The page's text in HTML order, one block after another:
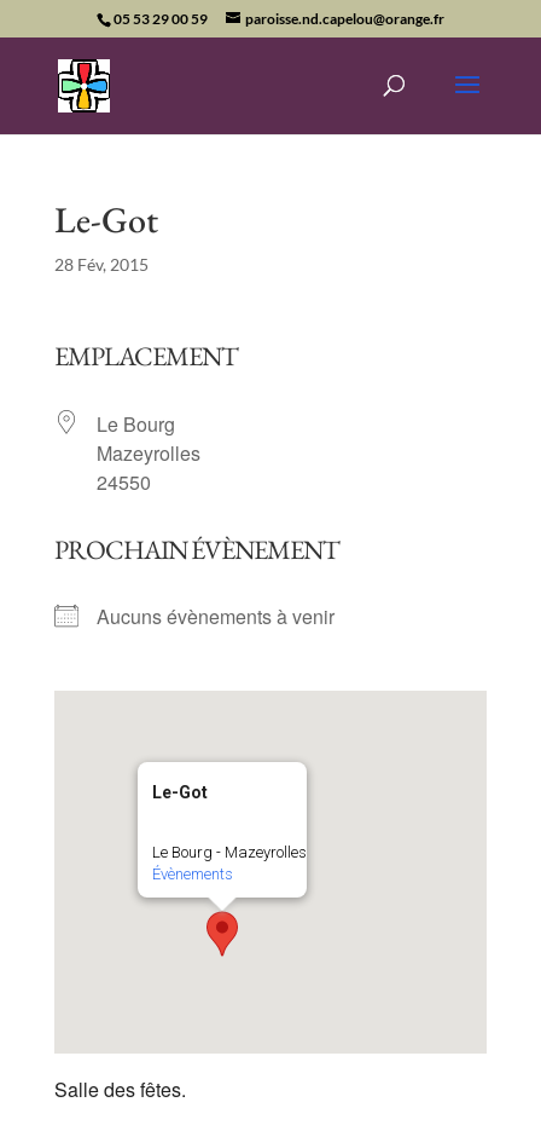
05 53 29 00 59 paroisse.nd.capelou@orange.fr
Le-Got
28 Fév, 2015
EMPLACEMENT
Le Bourg
Mazeyrolles
24550
PROCHAIN ÉVÈNEMENT
Aucuns évènements à venir
Le-Got
Le Bourg - Mazeyrolles
Évènements
Salle des fêtes.